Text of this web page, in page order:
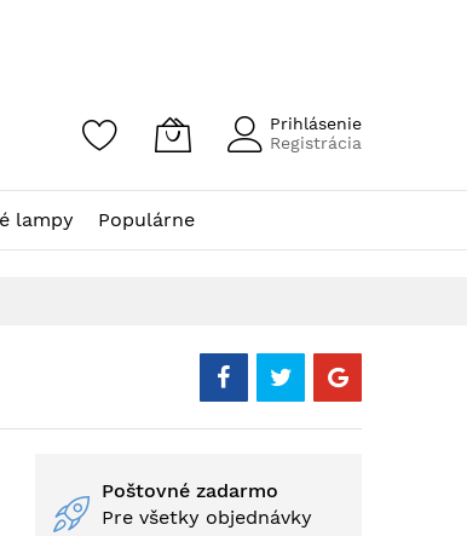
Prihlásenie
Registrácia
lampy Populárne
Poštovné zadarmo
Pre všetky objednávky